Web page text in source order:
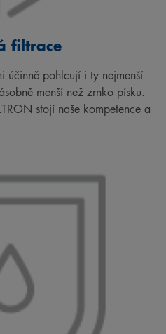
filtrace
účinně pohlcují i ty nejmenší
menší než zrnko písku.
stojí naše kompetence a